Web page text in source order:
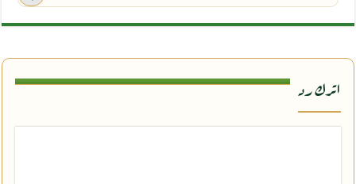
اترك رد